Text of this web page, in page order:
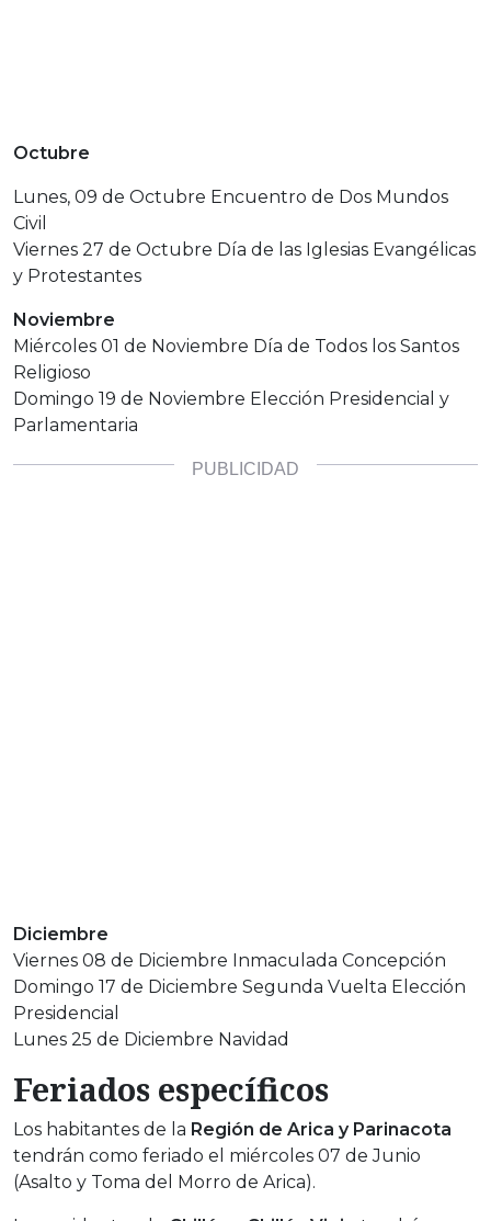
Octubre
Lunes, 09 de Octubre Encuentro de Dos Mundos
Civil
Viernes 27 de Octubre Día de las Iglesias Evangélicas
y Protestantes
Noviembre
Miércoles 01 de Noviembre Día de Todos los Santos
Religioso
Domingo 19 de Noviembre Elección Presidencial y
Parlamentaria
Diciembre
Viernes 08 de Diciembre Inmaculada Concepción
Domingo 17 de Diciembre Segunda Vuelta Elección
Presidencial
Lunes 25 de Diciembre Navidad
Feriados específicos
Los habitantes de la Región de Arica y Parinacota
tendrán como feriado el miércoles 07 de Junio
(Asalto y Toma del Morro de Arica).